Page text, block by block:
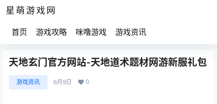
星萌游戏网
首页 游戏攻略 咪噜游戏 游戏资讯
天地玄门官方网站-天地道术题材网游新服礼包
游戏资讯 6月9日 0